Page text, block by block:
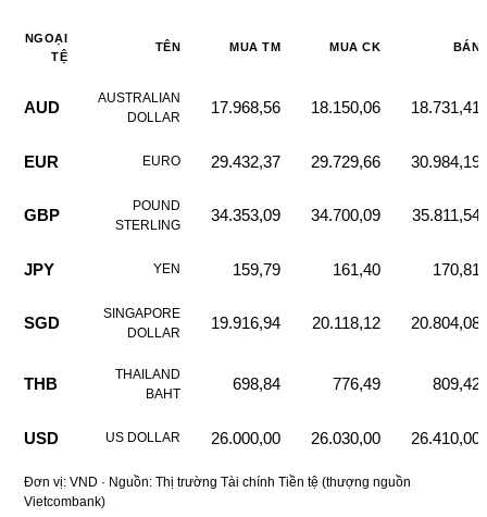
NGOẠI
TỆ
TÊN MUA TM MUA CK BÁN
AUD
AUSTRALIAN
DOLLAR
17.968,56 18.150,06 18.731,41
EUR EURO 29.432,37 29.729,66 30.984,19
GBP
POUND
STERLING
34.353,09 34.700,09 35.811,54
JPY YEN 159,79 161,40 170,81
SGD
SINGAPORE
DOLLAR
19.916,94 20.118,12 20.804,08
THB
THAILAND
BAHT
698,84 776,49 809,42
USD US DOLLAR 26.000,00 26.030,00 26.410,00
Đơn vị: VND · Nguồn: Thị trường Tài chính Tiền tệ (thượng nguồn
Vietcombank)